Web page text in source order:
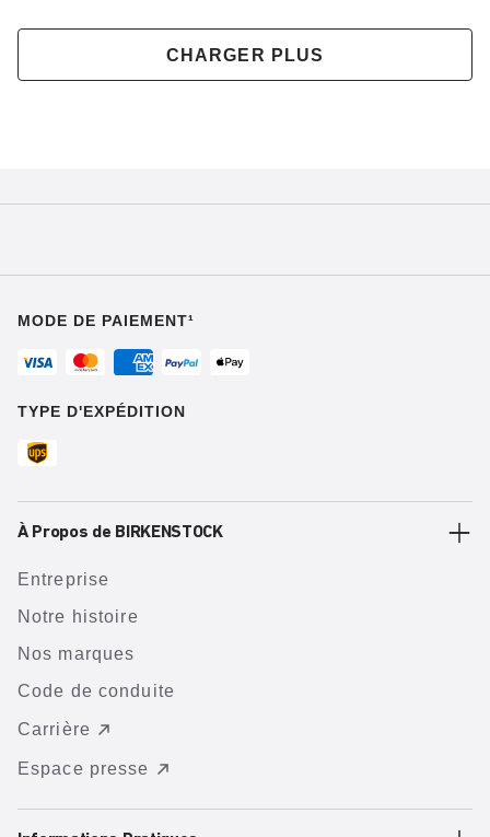
CHARGER PLUS
MODE DE PAIEMENT¹
TYPE D'EXPÉDITION
À Propos de BIRKENSTOCK
Entreprise
Notre histoire
Nos marques
Code de conduite
Carrière
Espace presse